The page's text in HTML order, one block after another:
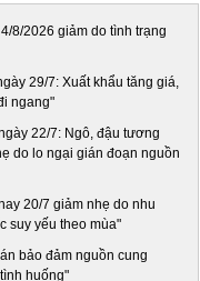
8/2026 giảm do tình trạng
29/7: Xuất khẩu tăng giá,
ngang"
22/7: Ngô, đậu tương
do lo ngại gián đoạn nguồn
20/7 giảm nhẹ do nhu
suy yếu theo mùa"
bảo đảm nguồn cung
huống"